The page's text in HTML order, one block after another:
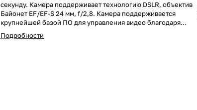
секунду. Камера поддерживает технологию DSLR, объектив
Байонет EF/EF-S 24 мм, f/2,8. Камера поддерживается
крупнейшей базой ПО для управления видео благодаря
программам Axis Application Development Partner (ADP)
Program и AXIS Camera Station.
Подробности